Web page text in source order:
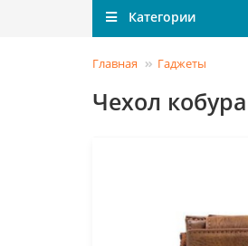
Категории
Главная Гаджеты
Чехол